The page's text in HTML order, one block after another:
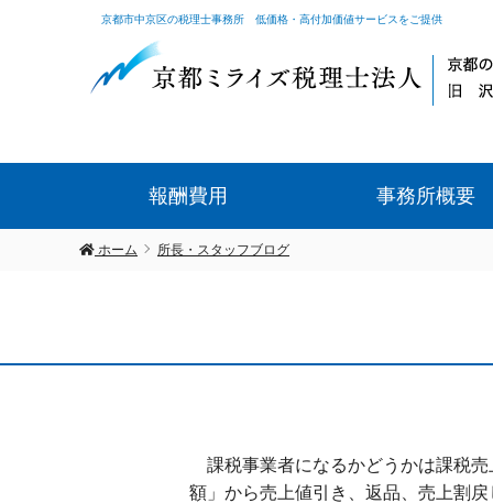
京都市中京区の税理士事務所 低価格・高付加価値サービスをご提供
報酬費用 事務所概要
ホーム 所長・スタッフブログ
課税事業者になるかどうかは課税売
額」から売上値引き、返品、売上割